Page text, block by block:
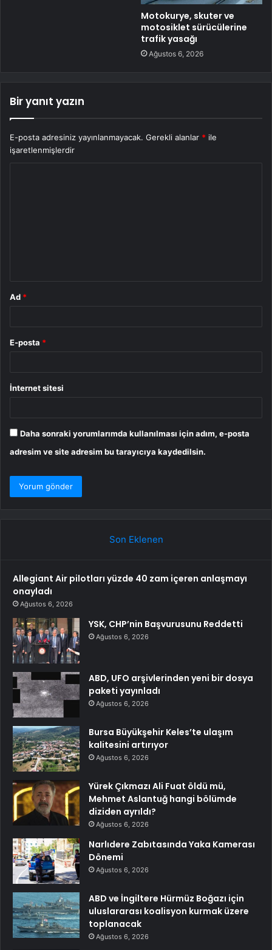
Motokurye, skuter ve
motosiklet sürücülerine
trafik yasağı
Ağustos 6, 2026
Bir yanıt yazın
E-posta adresiniz yayınlanmayacak. Gerekli alanlar * ile
işaretlenmişlerdir
Ad *
E-posta *
İnternet sitesi
Daha sonraki yorumlarımda kullanılması için adım, e-posta
adresim ve site adresim bu tarayıcıya kaydedilsin.
Son Eklenen
Allegiant Air pilotları yüzde 40 zam içeren anlaşmayı
onayladı
Ağustos 6, 2026
YSK, CHP’nin Başvurusunu Reddetti
Ağustos 6, 2026
ABD, UFO arşivlerinden yeni bir dosya
paketi yayınladı
Ağustos 6, 2026
Bursa Büyükşehir Keles’te ulaşım
kalitesini artırıyor
Ağustos 6, 2026
Yürek Çıkmazı Ali Fuat öldü mü,
Mehmet Aslantuğ hangi bölümde
diziden ayrıldı?
Ağustos 6, 2026
Narlıdere Zabıtasında Yaka Kamerası
Dönemi
Ağustos 6, 2026
ABD ve İngiltere Hürmüz Boğazı için
uluslararası koalisyon kurmak üzere
toplanacak
Ağustos 6, 2026